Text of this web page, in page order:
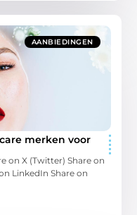
AANBIEDINGEN
merken voor
on X (Twitter) Share on
LinkedIn Share on